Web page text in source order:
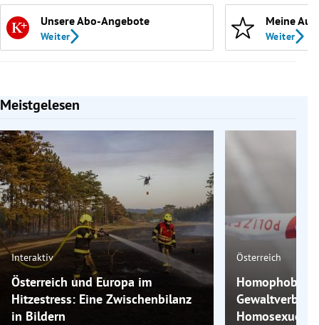
Unsere Abo-Angebote
Weiter
Meine
Weiter
Meistgelesen
Slide 1 von 7
Interaktiv
Österreich und Europa im
Hitzestress: Eine Zwischenbilanz
in Bildern
Österreich
Homophobe